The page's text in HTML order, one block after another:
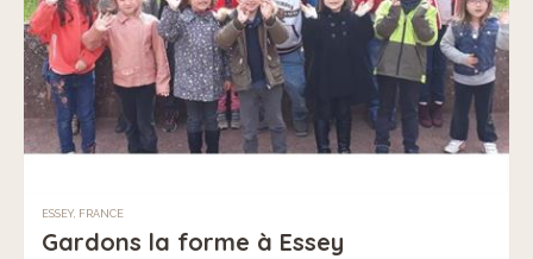
ESSEY, FRANCE
Gardons la forme à Essey